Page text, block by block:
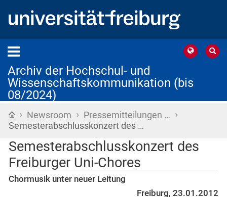
Archiv der Hochschul- und
Wissenschaftskommunikation (bis
08/2024)
Startseite
› Newsroom › Pressemitteilungen … ›
Semesterabschlusskonzert des …
Semesterabschlusskonzert des
Freiburger Uni-Chores
Chormusik unter neuer Leitung
Freiburg, 23.01.2012